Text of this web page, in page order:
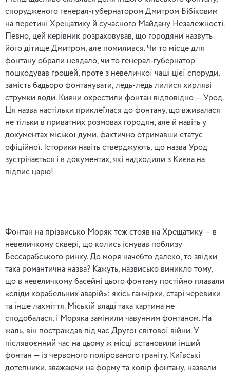
спорудженого генерал-губернатором Дмитром Бібіковим
на перетині Хрещатику й сучасного Майдану Незалежності.
Певно, цей керівник розраховував, що городяни назвуть
його дітище Дмитром, але помилився. Чи то місце для
фонтану обрали невдало, чи то генерал-губернатор
пошкодував грошей, проте з невеличкої чаші цієї споруди,
замість бадьоро фонтанувати, ледь-ледь лилися хирляві
струмки води. Кияни охрестили фонтан відповідно — Урод.
Ця назва настільки приклеїлася до фонтану, що вживалася
не тільки в приватних розмовах городян, але й навіть у
документах міської думи, фактично отримавши статус
офіційної. Історики навіть стверджують, що назва Урод
зустрічається і в документах, які надходили з Києва на
підпис царю!
Фонтан на прізвисько Моряк теж стояв на Хрещатику — в
невеличкому сквері, що колись існував поблизу
Бессарабського ринку. До моря начебто далеко, то звідки
така романтична назва? Кажуть, назвисько виникло тому,
що в невеличкому басейні цього фонтану постійно плавали
«сліди корабельних аварій»: якісь ганчірки, старі черевики
та інше лахміття. Міській владі така картина не
сподобалася, і Моряка замінили чавунним фонтаном. На
жаль, він постраждав під час Другої світової війни. У
післявоєнний час на цьому ж місці встановили інший
фонтан — із червоного полірованого граніту. Київські
дотепники, зважаючи на форму та колір фонтану, назвали